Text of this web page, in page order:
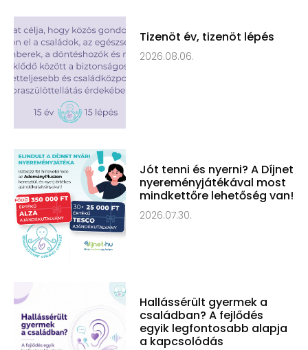
Tizenöt év, tizenöt lépés
2026.08.06.
Jót tenni és nyerni? A Díjnet
nyereményjátékával most
mindkettőre lehetőség van!
2026.07.30.
Hallássérült gyermek a
családban? A fejlődés
egyik legfontosabb alapja
a kapcsolódás